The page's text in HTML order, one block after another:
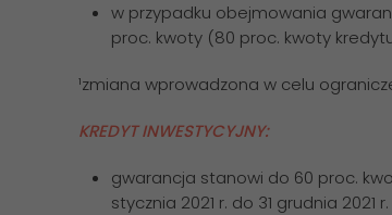
w przypadku obejmowania
proc. kwoty (80 proc. kwoty
¹zmiana wprowadzona w celu
KREDYT INWESTYCYJNY:
gwarancja stanowi do 60 proc.
stycznia 2021 r. do 31 grudnia